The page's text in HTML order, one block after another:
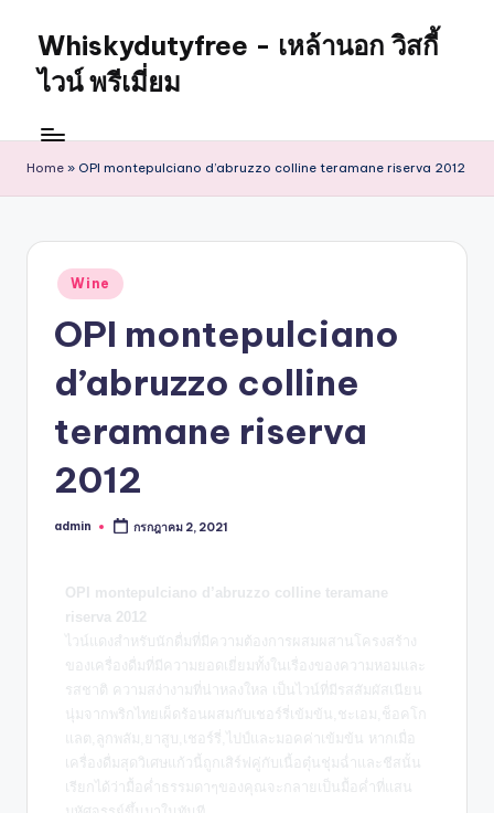
Whiskydutyfree - เหล้านอก วิสกี้
ไวน์ พรีเมี่ยม
Home » OPI montepulciano d’abruzzo colline teramane riserva 2012
Wine
OPI montepulciano
d’abruzzo colline
teramane riserva
2012
admin กรกฎาคม 2, 2021
OPI montepulciano d’abruzzo colline teramane
riserva 2012
ไวน์แดงสำหรับนักดื่มที่มีความต้องการผสมผสานโครงสร้าง
ของเครื่องดื่มที่มีความยอดเยี่ยมทั้งในเรื่องของความหอมและ
รสชาติ ความสง่างามที่น่าหลงใหล เป็นไวน์ที่มีรสสัมผัสเนียน
นุ่มจากพริกไทยเผ็ดร้อนผสมกับเชอร์รี่เข้มข้น,ชะเอม,ช็อคโก
แลต,ลูกพลัม,ยาสูบ,เชอร์รี่,ไปป์และมอคค่าเข้มข้น หากเมื่อ
เครื่องดื่มสุดวิเศษแก้วนี้ถูกเสิร์ฟคู่กับเนื้อตุ๋นชุ่มฉ่ำและชีสนั้น
เรียกได้ว่ามื้อค่ำธรรมดาๆของคุณจะกลายเป็นมื้อค่ำที่แสน